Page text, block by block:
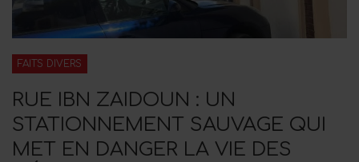
FAITS DIVERS
RUE IBN ZAIDOUN : UN
STATIONNEMENT SAUVAGE QUI
MET EN DANGER LA VIE DES